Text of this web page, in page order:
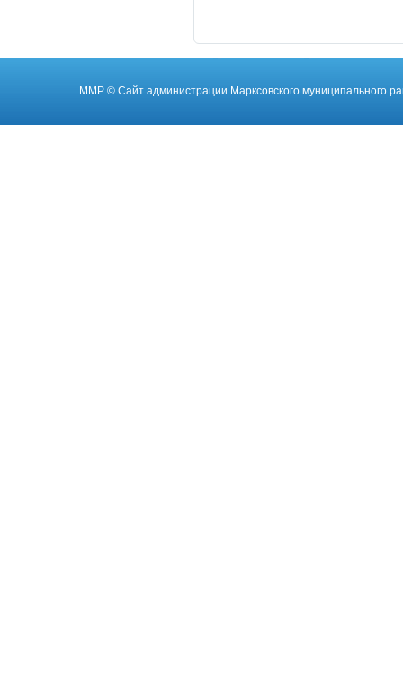
ММР © Cайт администрации Марксовского муниципального